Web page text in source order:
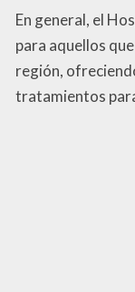
En general, el
para aquellos
región,
tratamientos